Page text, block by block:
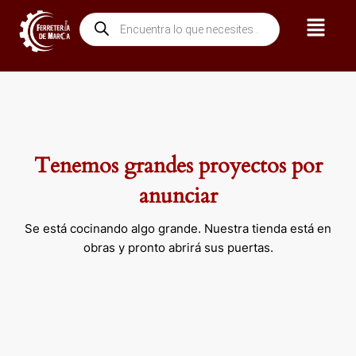
contenido
Búsqueda
de
productos
Menú
Tenemos grandes proyectos por
anunciar
Se está cocinando algo grande. Nuestra tienda está en
obras y pronto abrirá sus puertas.